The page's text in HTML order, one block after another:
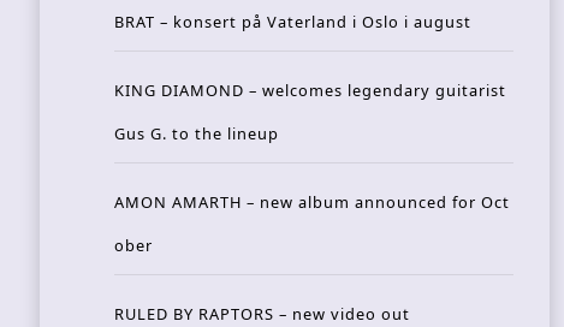
BRAT – konsert på Vaterland i Oslo i august
KING DIAMOND – welcomes legendary guitarist
Gus G. to the lineup
AMON AMARTH – new album announced for Oct
ober
RULED BY RAPTORS – new video out